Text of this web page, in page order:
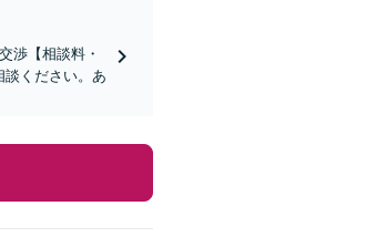
渉【相談料・
ください。あ